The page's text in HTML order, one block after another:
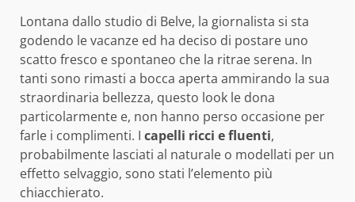
Lontana dallo studio di Belve, la giornalista si sta
godendo le vacanze ed ha deciso di postare uno
scatto fresco e spontaneo che la ritrae serena. In
tanti sono rimasti a bocca aperta ammirando la sua
straordinaria bellezza, questo look le dona
particolarmente e, non hanno perso occasione per
farle i complimenti. I capelli ricci e fluenti,
probabilmente lasciati al naturale o modellati per un
effetto selvaggio, sono stati l’elemento più
chiacchierato.